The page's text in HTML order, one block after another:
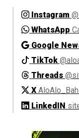
Instagram
WhatsApp
Google
TikTok
Threads
X
LinkedIN